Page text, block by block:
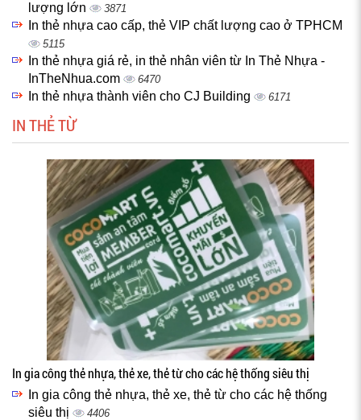
lượng lớn
3871
In thẻ nhựa cao cấp, thẻ VIP chất lượng cao ở TPHCM
5115
In thẻ nhựa giá rẻ, in thẻ nhân viên từ In Thẻ Nhựa -
InTheNhua.com
6470
In thẻ nhựa thành viên cho CJ Building 6171
IN THẺ TỪ
In gia công thẻ nhựa, thẻ xe, thẻ từ cho các hệ thống siêu thị
In gia công thẻ nhựa, thẻ xe, thẻ từ cho các hệ thống
siêu thị
4406